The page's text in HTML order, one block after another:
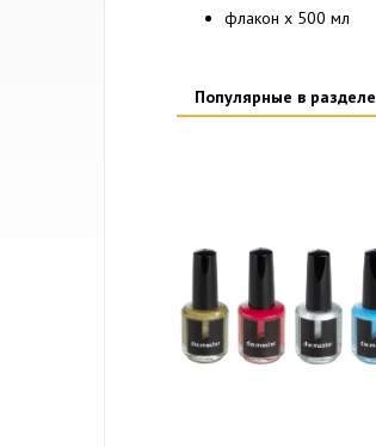
флакон x 500 мл
Популярные в разделе